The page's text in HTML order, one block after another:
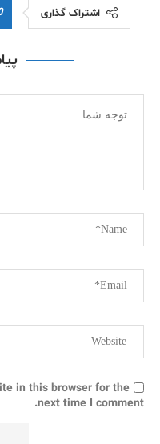
اشتراک گذاری
in this browser for the
next time I comment.